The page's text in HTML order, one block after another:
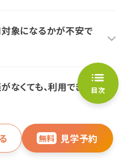
無料 見学予約
目次
の実践的な対策を学びな
への自信をつけていきま
った通い方を相談／
の困りへの対処法を
す。
4 復職後
事や生活の
象になるかが不安で
名のある方が利用されてい
者手帳がない場合でも、
あれば自治体の判断により
ります。
のかな？」と迷われたら、
なくても、利用できます
ちでなくても、医師の診断や
れば、自治体の判断により